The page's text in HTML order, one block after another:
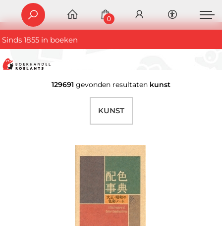
Sinds 1855 in boeken
0
129691 gevonden resultaten kunst
KUNST